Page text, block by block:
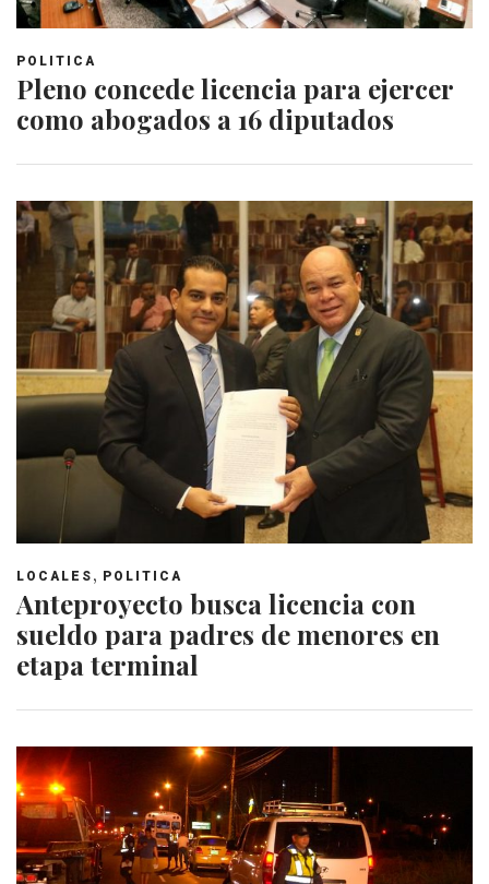
POLITICA
Pleno concede licencia para ejercer
como abogados a 16 diputados
LOCALES , POLITICA
Anteproyecto busca licencia con
sueldo para padres de menores en
etapa terminal